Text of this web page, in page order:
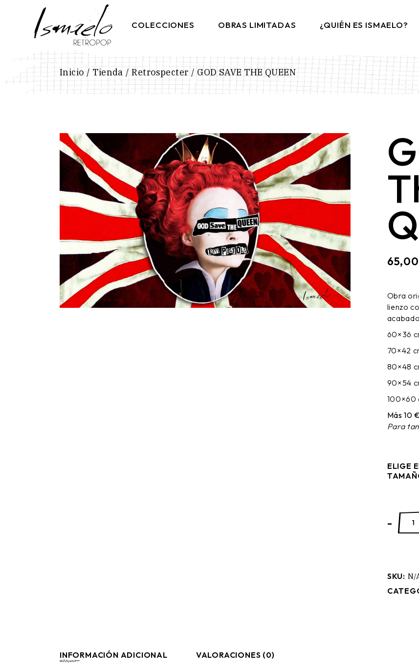
COLECCIONES OBRAS LIMITADAS ¿QUIÉN ES ISMAELO?
Inicio Tienda Retrospecter GOD SAVE THE QUEEN
Obra
lienzo
60×36
70×42
80×48
90×54
100×60
Más 10
Para
ELIGE
GOD
-
SKU: N/
INFORMACIÓN ADICIONAL
VALORACIONES (0)